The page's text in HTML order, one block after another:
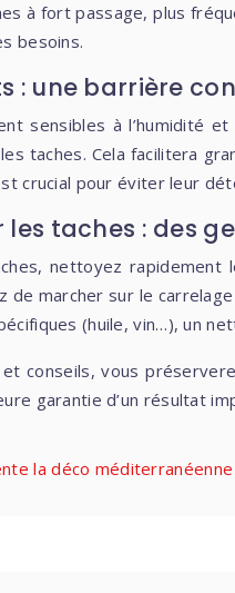
à fort passage, plus
besoins.
: une barrière
sensibles à l’humidité
taches. Cela facilitera
crucial pour éviter leur
les taches : des
nettoyez
de marcher sur le
(huile, vin…), un
et conseils, vous
garantie d’un résultat
la déco méditerranéenne